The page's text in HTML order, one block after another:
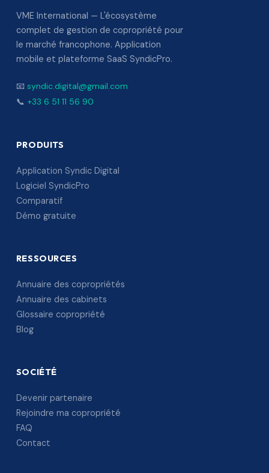
VME International — L'écosystème
complet de gestion de copropriété pour
le marché francophone. Application
mobile et plateforme SaaS SyndicPro.
📧 syndic.digital@gmail.com
📞 +33 6 51 11 56 90
PRODUITS
Application Syndic Digital
Logiciel SyndicPro
Comparatif
Démo gratuite
RESSOURCES
Annuaire des copropriétés
Annuaire des cabinets
Glossaire copropriété
Blog
SOCIÉTÉ
Devenir partenaire
Rejoindre ma copropriété
FAQ
Contact